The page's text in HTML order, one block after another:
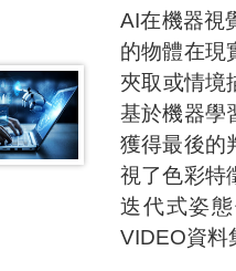
AI在機器視
的物體在現
夾取或情境
基於機器學
獲得最後的
視了色彩特
迭代式姿
VIDEO資料